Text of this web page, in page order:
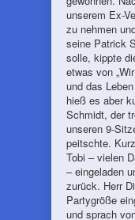
unserem Ex-
zu nehmen
seine Patrick
solle, kippte
etwas von
und das
hieß es aber
Schmidt, der
unseren 9-
peitschte.
Tobi – vielen
– eingeladen
zurück. Herr
Partygröße
und sprach